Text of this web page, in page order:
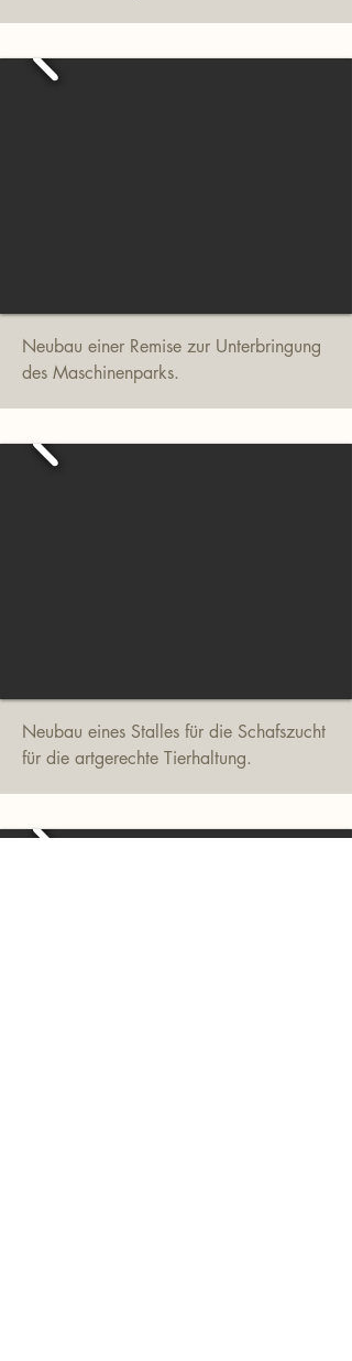
Neubau einer Remise zur Unterbringung
des Maschinenparks.
Neubau eines Stalles für die Schafszucht
für die artgerechte Tierhaltung.